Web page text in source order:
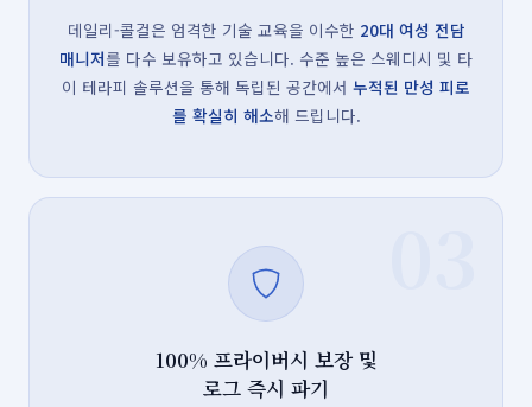
데일리-콜걸은 엄격한 기술 교육을 이수한 20대 여성 전담
매니저를 다수 보유하고 있습니다. 수준 높은 스웨디시 및 타
이 테라피 솔루션을 통해 독립된 공간에서 누적된 만성 피로
를 확실히 해소해 드립니다.
100% 프라이버시 보장 및
로그 즉시 파기